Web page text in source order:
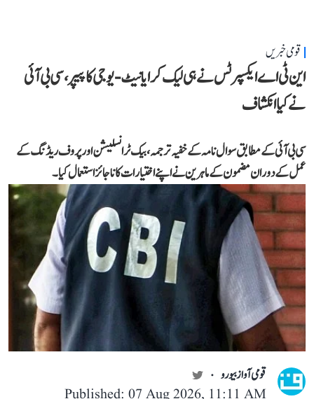
قومی خبریں
این ٹی اے ایکسپرٹس نے ہی لیک کرایا نیٹ-یوجی کا پیپر، سی بی آئی
نے کیا انکشاف
سی بی آئی کے مطابق سوال نامہ کے خفیہ ترجمہ، بیک ٹرانسلیشن اور پروف ریڈنگ کے
عمل کے دوران مضمون کے ماہرین نے اپنے اختیارات کا ناجائز استعمال کیا۔
قومی آواز بیورو
Published: 07 Aug 2026, 11:11 AM